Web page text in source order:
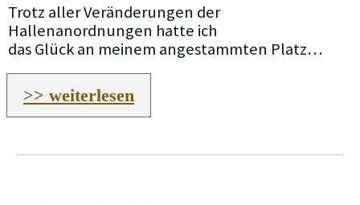
Trotz aller Veränderungen der
Hallenanordnungen hatte ich
das Glück an meinem angestammten Platz…
>> weiterlesen